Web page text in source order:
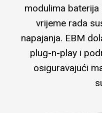
modulima
vrijeme rada
napajanja. EBM
plug-n-play i
osiguravajući